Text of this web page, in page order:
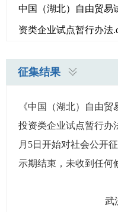
中国（湖北）自由贸易
资类企业试点暂行办法
征集结果
《中国（湖北）自由
投资类企业试点暂行办
月5日开始对社会公开
示期结束，未收到任何
武